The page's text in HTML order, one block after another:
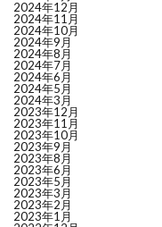
2024年12月
2024年11月
2024年10月
2024年9月
2024年8月
2024年7月
2024年6月
2024年5月
2024年3月
2023年12月
2023年11月
2023年10月
2023年9月
2023年8月
2023年6月
2023年5月
2023年3月
2023年2月
2023年1月